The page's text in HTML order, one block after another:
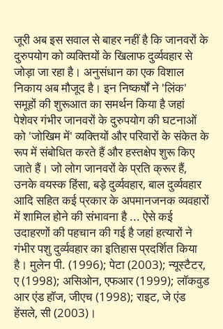
जूरी अब इस सवाल से बाहर नहीं है कि जानवरों के
दुरुपयोग को व्यक्तियों के खिलाफ दुर्व्यवहार से
जोड़ा जा रहा है। अनुसंधान का एक विशाल
निकाय अब मौजूद है। इन निष्कर्षों ने 'लिंक'
समूहों की शुरूआत का समर्थन किया है जहां
पेशेवर गंभीर जानवरों के दुरुपयोग की घटनाओं
को 'जोखिम में' व्यक्तियों और परिवारों के संकेत के
रूप में संबोधित करते हैं और हस्तक्षेप शुरू किए
जाते हैं। जो लोग जानवरों के प्रति क्रूर हैं,
उनके वयस्क हिंसा, बड़े दुर्व्यवहार, बाल दुर्व्यवहार
आदि सहित कई प्रकार के अपमानजनक व्यवहारों
में शामिल होने की संभावना है ... ऐसे कई
उदाहरणों की पहचान की गई है जहां हत्यारों ने
गंभीर पशु दुर्व्यवहार का इतिहास प्रदर्शित किया
है। मुलेन पी. (1996); पेटा (2003); न्यूस्टैटर,
ए (1998); असिओन, एफआर (1999); लॉकवुड
आर एंड हॉज, जीएच (1998); राइट, जे एंड
हेंसले, सी (2003)।